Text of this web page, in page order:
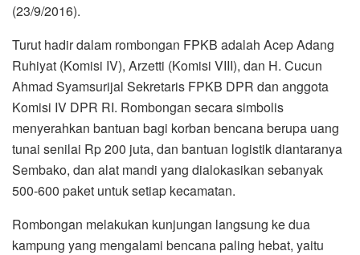
(23/9/2016).
Turut hadir dalam rombongan FPKB adalah Acep Adang
Ruhiyat (Komisi IV), Arzetti (Komisi VIII), dan H. Cucun
Ahmad Syamsurijal Sekretaris FPKB DPR dan anggota
Komisi IV DPR RI. Rombongan secara simbolis
menyerahkan bantuan bagi korban bencana berupa uang
tunai senilai Rp 200 juta, dan bantuan logistik diantaranya
Sembako, dan alat mandi yang dialokasikan sebanyak
500-600 paket untuk setiap kecamatan.
Rombongan melakukan kunjungan langsung ke dua
kampung yang mengalami bencana paling hebat, yaitu